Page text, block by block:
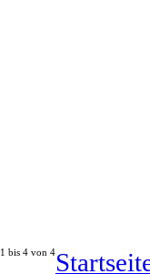
1 bis 4 von 4